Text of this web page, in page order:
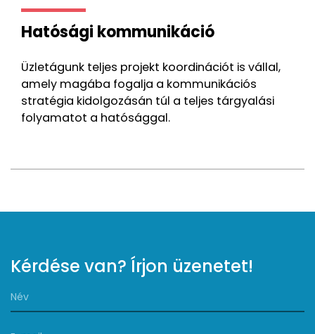
Hatósági kommunikáció
Üzletágunk teljes projekt koordinációt is vállal,
amely magába fogalja a kommunikációs
stratégia kidolgozásán túl a teljes tárgyalási
folyamatot a hatósággal.
Kérdése van? Írjon üzenetet!